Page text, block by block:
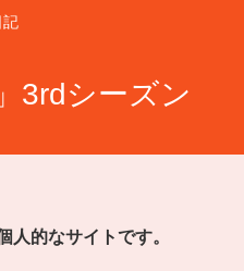
記
3rdシーズン
的なサイトです。